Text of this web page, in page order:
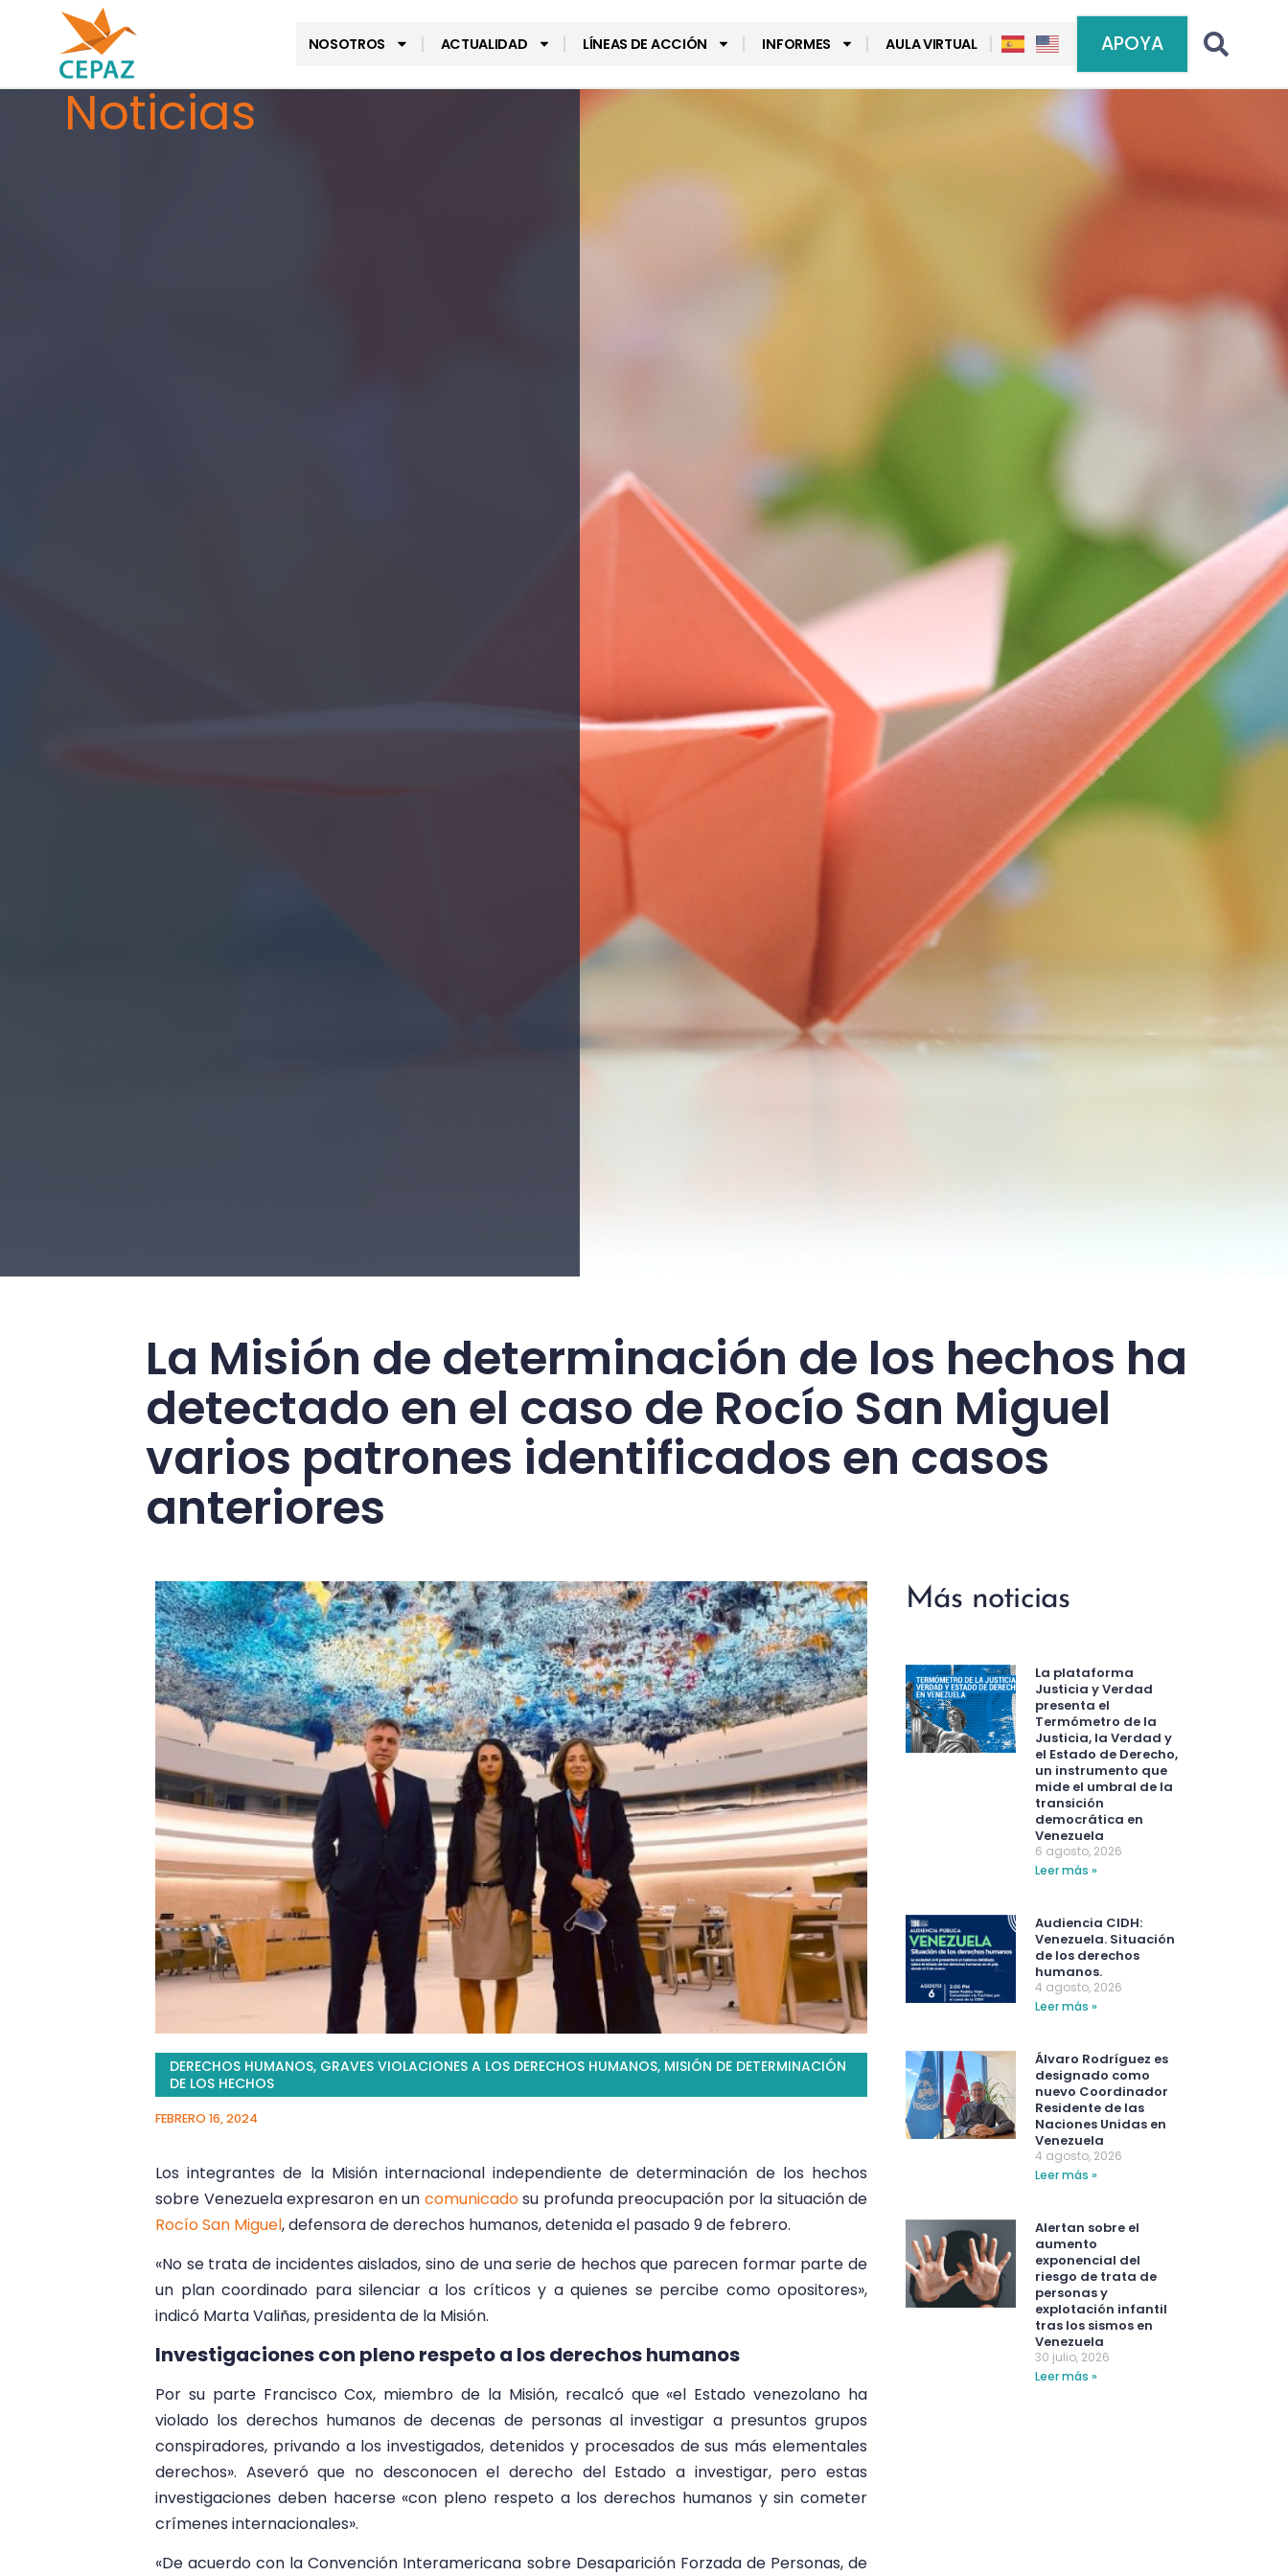
NOSOTROS ACTUALIDAD LÍNEAS DE ACCIÓN INFORMES AULA VIRTUAL APOYA
Noticias
La Misión de determinación de los hechos ha
detectado en el caso de Rocío San Miguel
varios patrones identificados en casos
anteriores
DERECHOS HUMANOS, GRAVES VIOLACIONES A LOS DERECHOS HUMANOS, MISIÓN DE DETERMINACIÓN
DE LOS HECHOS
FEBRERO 16, 2024
Los integrantes de la Misión internacional independiente de determinación de los hechos
sobre Venezuela expresaron en un comunicadosu profunda preocupación por la situación de
Rocío San Miguel, defensora de derechos humanos, detenida el pasado 9 de febrero.
«No se trata de incidentes aislados, sino de una serie de hechos que parecen formar parte de
un plan coordinado para silenciar a los críticos y a quienes se percibe como opositores»,
indicó Marta Valiñas, presidenta de la Misión.
Investigaciones con pleno respeto a los derechos humanos
Por su parte Francisco Cox, miembro de la Misión, recalcó que «el Estado venezolano ha
violado los derechos humanos de decenas de personas al investigar a presuntos grupos
conspiradores, privando a los investigados, detenidos y procesados de sus más elementales
derechos». Aseveró que no desconocen el derecho del Estado a investigar, pero estas
investigaciones deben hacerse «con pleno respeto a los derechos humanos y sin cometer
crímenes internacionales».
«De acuerdo con la Convención Interamericana sobre Desaparición Forzada de Personas, de
Más noticias
La plataforma
Justicia y Verdad
presenta el
Termómetro de la
Justicia, la Verdad y
el Estado de Derecho,
un instrumento que
mide el umbral de la
transición
democrática en
Venezuela
6 agosto, 2026
Leer más »
Audiencia CIDH:
Venezuela. Situación
de los derechos
humanos.
4 agosto, 2026
Leer más »
Álvaro Rodríguez es
designado como
nuevo Coordinador
Residente de las
Naciones Unidas en
Venezuela
4 agosto, 2026
Leer más »
Alertan sobre el
aumento
exponencial del
riesgo de trata de
personas y
explotación infantil
tras los sismos en
Venezuela
30 julio, 2026
Leer más »